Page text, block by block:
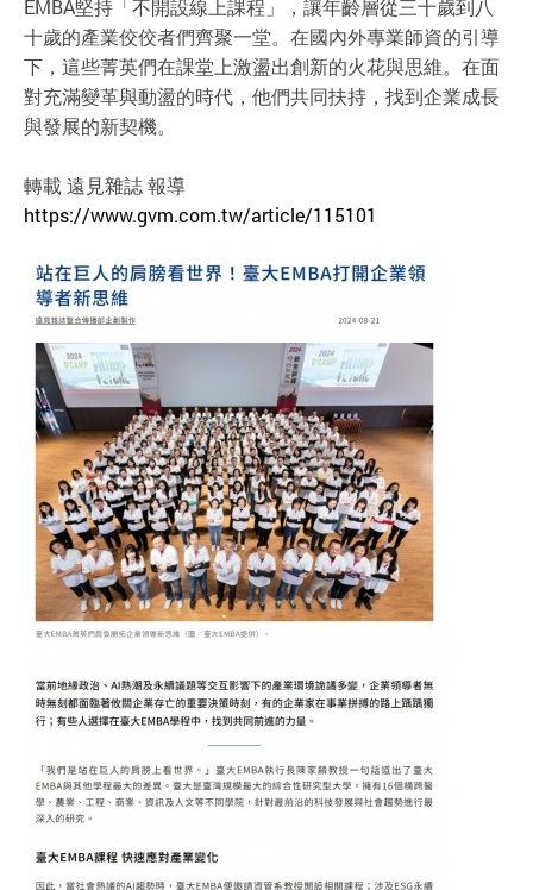
EMBA堅持「不開設線上課程」，讓年齡層從三十歲到八
十歲的產業佼佼者們齊聚一堂。在國內外專業師資的引導
下，這些菁英們在課堂上激盪出創新的火花與思維。在面
對充滿變革與動盪的時代，他們共同扶持，找到企業成長
與發展的新契機。
轉載 遠見雜誌 報導
https://www.gvm.com.tw/article/115101